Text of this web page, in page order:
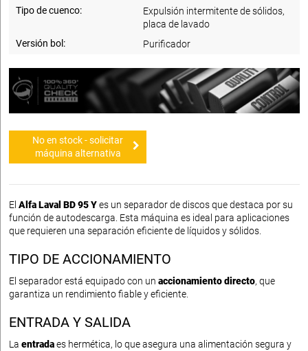
Tipo de cuenco:
Expulsión intermitente de sólidos,
placa de lavado
Versión bol:
Purificador
No en stock - solicitar
máquina alternativa
El Alfa Laval BD 95 Yes un separador de discos que destaca por su
función de autodescarga. Esta máquina es ideal para aplicaciones
que requieren una separación eficiente de líquidos y sólidos.
TIPO DE ACCIONAMIENTO
El separador está equipado con un accionamiento directo, que
garantiza un rendimiento fiable y eficiente.
ENTRADA Y SALIDA
La entradaes hermética, lo que asegura una alimentación segura y